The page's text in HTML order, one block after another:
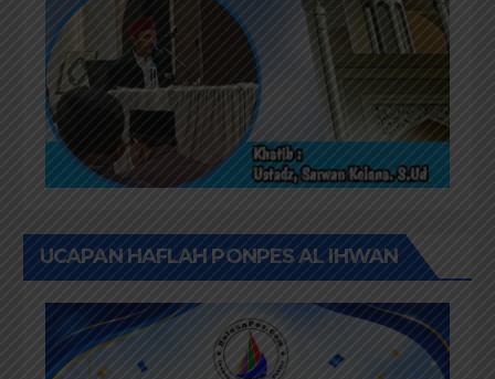
UCAPAN HAFLAH PONPES AL IHWAN